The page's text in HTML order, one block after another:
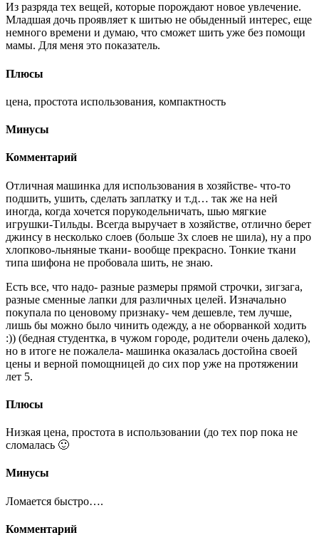
Из разряда тех вещей, которые порождают новое увлечение.
Младшая дочь проявляет к шитью не обыденный интерес, еще
немного времени и думаю, что сможет шить уже без помощи
мамы. Для меня это показатель.
Плюсы
цена, простота использования, компактность
Минусы
Комментарий
Отличная машинка для использования в хозяйстве- что-то
подшить, ушить, сделать заплатку и т.д… так же на ней
иногда, когда хочется порукодельничать, шью мягкие
игрушки-Тильды. Всегда выручает в хозяйстве, отлично берет
джинсу в несколько слоев (больше 3х слоев не шила), ну а про
хлопково-льняные ткани- вообще прекрасно. Тонкие ткани
типа шифона не пробовала шить, не знаю.
Есть все, что надо- разные размеры прямой строчки, зигзага,
разные сменные лапки для различных целей. Изначально
покупала по ценовому признаку- чем дешевле, тем лучше,
лишь бы можно было чинить одежду, а не оборванкой ходить
:)) (бедная студентка, в чужом городе, родители очень далеко),
но в итоге не пожалела- машинка оказалась достойна своей
цены и верной помощницей до сих пор уже на протяжении
лет 5.
Плюсы
Низкая цена, простота в использовании (до тех пор пока не
сломалась 🙂
Минусы
Ломается быстро….
Комментарий